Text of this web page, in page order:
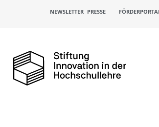
NEWSLETTER PRESSE